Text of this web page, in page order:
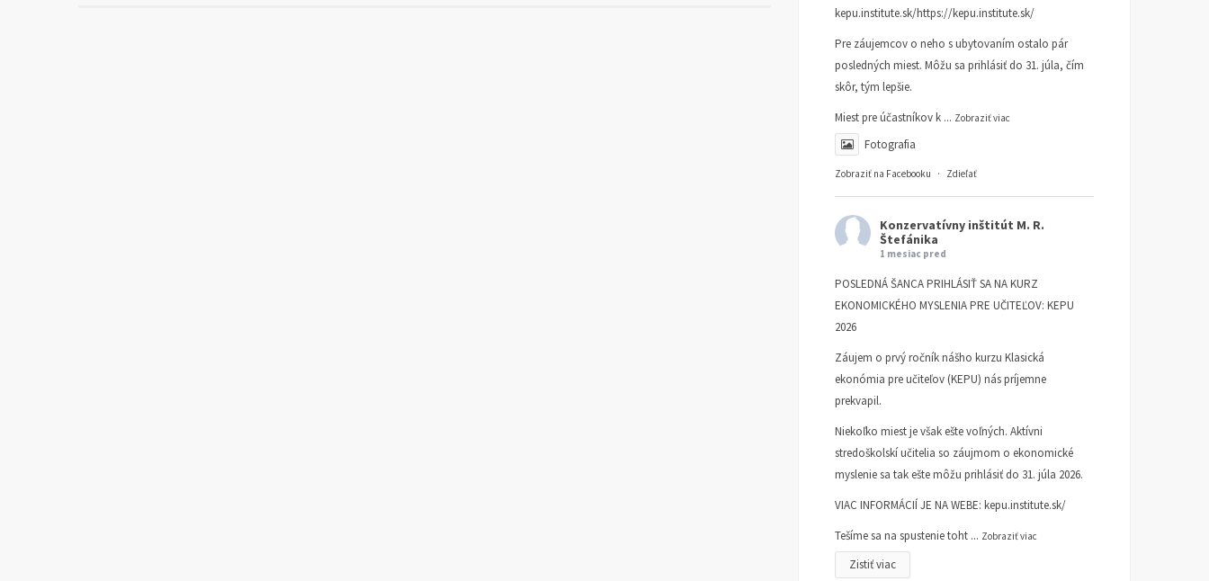
kepu.institute.sk/https://kepu.institute.sk/
Pre záujemcov o neho s ubytovaním ostalo pár
posledných miest. Môžu sa prihlásiť do 31. júla, čím
skôr, tým lepšie.
Miest pre účastníkov k ... Zobraziť viac
Fotografia
Zobraziť na Facebooku · Zdieľať
Konzervatívny inštitút M. R.
Štefánika
1 mesiac pred
POSLEDNÁ ŠANCA PRIHLÁSIŤ SA NA KURZ
EKONOMICKÉHO MYSLENIA PRE UČITEĽOV: KEPU
2026
Záujem o prvý ročník nášho kurzu Klasická
ekonómia pre učiteľov (KEPU) nás príjemne
prekvapil.
Niekoľko miest je však ešte voľných. Aktívni
stredoškolskí učitelia so záujmom o ekonomické
myslenie sa tak ešte môžu prihlásiť do 31. júla 2026.
VIAC INFORMÁCIÍ JE NA WEBE: kepu.institute.sk/
Tešíme sa na spustenie toht ... Zobraziť viac
Zistiť viac